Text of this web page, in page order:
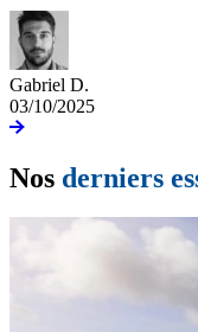
Gabriel D.
03/10/2025
Nos derniers